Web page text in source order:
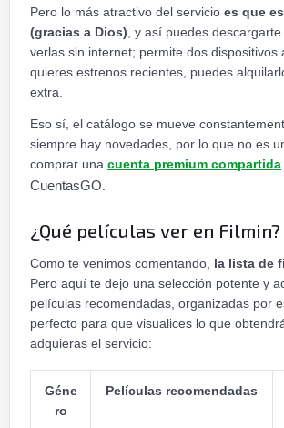
Pero lo más atractivo del servicio es que
(gracias a Dios) , y así puedes
verlas sin internet; permite dos dispositivos
quieres estrenos recientes, puedes
extra.
Eso sí, el catálogo se mueve
siempre hay novedades, por lo que no es
comprar una cuenta premium compartida
CuentasGO.
¿Qué películas ver en Filmin?
Como te venimos comentando, la lista de
Pero aquí te dejo una selección potente y
películas recomendadas, organizadas por
perfecto para que visualices lo que
adquieras el servicio:
Géne
ro
Películas recomendadas